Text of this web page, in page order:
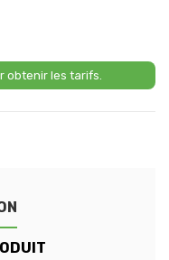
obtenir les tarifs.